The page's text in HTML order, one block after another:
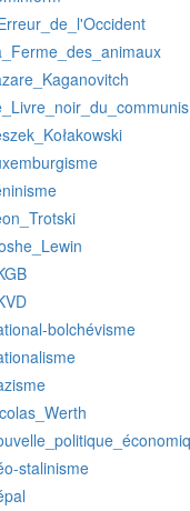
bolchévisme
stalinisme